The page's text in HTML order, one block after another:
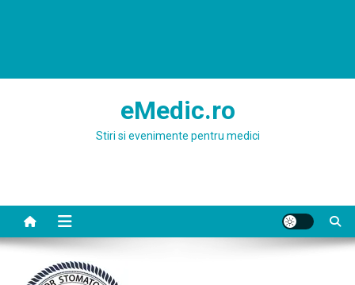
eMedic.ro
Stiri si evenimente pentru medici